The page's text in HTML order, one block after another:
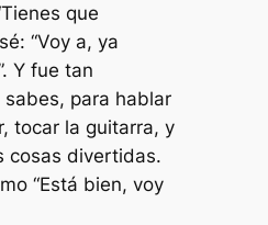
que
“Voy a, ya
Y fue tan
para hablar
tocar la guitarra, y
cosas divertidas.
“Está bien, voy